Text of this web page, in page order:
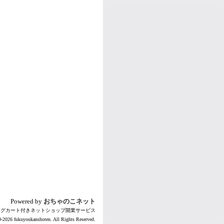
Powered by おちゃのこネット
カート付きネットショップ開業サービス
2026 fukuyoukanshoten. All Rights Reserved.